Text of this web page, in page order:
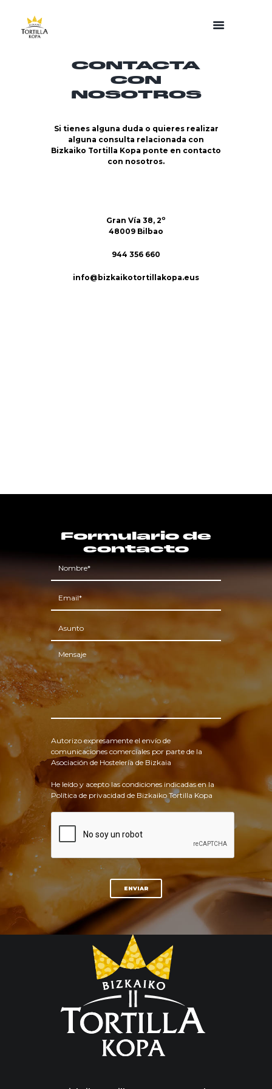
CONTACTA
CON
NOSOTROS
Si tienes alguna duda o quieres realizar
alguna consulta relacionada con
Bizkaiko Tortilla Kopa ponte en contacto
con nosotros.
Gran Vía 38, 2o
48009 Bilbao
944 356 660
info@bizkaikotortillakopa.eus
Formulario de
contacto
Autorizo expresamente el envío de
comunicaciones comerciales por parte de la
Asociación de Hostelería de Bizkaia
He leído y acepto las condiciones indicadas en la
Política de privacidad de Bizkaiko Tortilla Kopa